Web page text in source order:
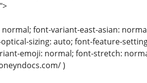
font-variant-east-asian:
sizing: auto; font-feature-
emoji: normal; font-stretch:
)